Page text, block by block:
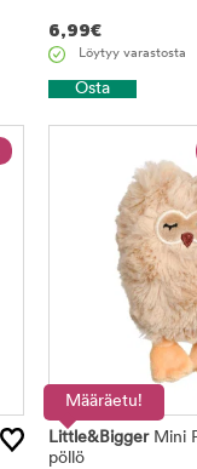
6,99€
Löytyy varastosta
Osta
Määräetu!
Little&BiggerMini
pöllö